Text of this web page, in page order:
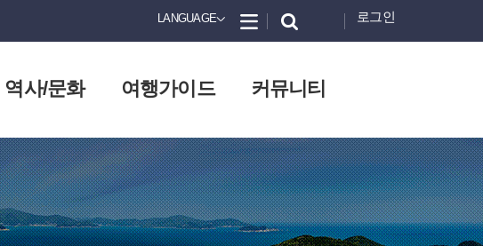
LANGUAGE 로그인
역사/문화 여행가이드 커뮤니티